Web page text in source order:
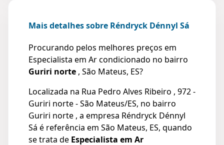
Mais detalhes sobre Réndryck Dénnyl Sá
Procurando pelos melhores preços em
Especialista em Ar condicionado no bairro
Guriri norte , São Mateus, ES?
Localizada na Rua Pedro Alves Ribeiro , 972 -
Guriri norte - São Mateus/ES, no bairro
Guriri norte , a empresa Réndryck Dénnyl
Sá é referência em São Mateus, ES, quando
se trata de Especialista em Ar